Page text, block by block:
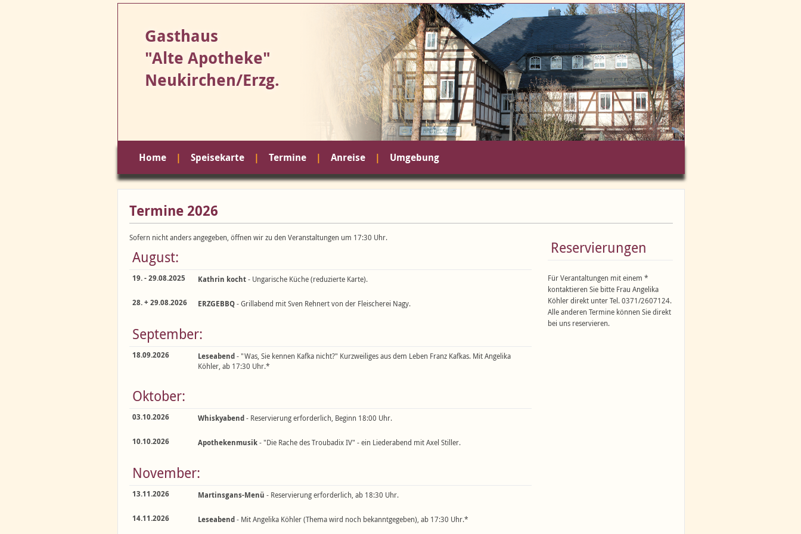
Gasthaus
"Alte Apotheke"
Neukirchen/Erzg.
Termine 2026
Sofern nicht anders angegeben, öffnen wir zu den Veranstaltungen um 17:30 Uhr.
Reservierungen
Für Verantaltungen mit einem *
kontaktieren Sie bitte Frau Angelika
Köhler direkt unter Tel. 0371/2607124.
Alle anderen Termine können Sie direkt
bei uns reservieren.
August:
19. - 29.08.2025 Kathrin kocht- Ungarische Küche (reduzierte Karte).
28. + 29.08.2026 ERZGEBBQ- Grillabend mit Sven Rehnert von der Fleischerei Nagy.
September:
18.09.2026 Leseabend- "Was, Sie kennen Kafka nicht?" Kurzweiliges aus dem Leben Franz Kafkas. Mit Angelika
Köhler, ab 17:30 Uhr.*
Oktober:
03.10.2026 Whiskyabend- Reservierung erforderlich, Beginn 18:00 Uhr.
10.10.2026 Apothekenmusik- "Die Rache des Troubadix IV" - ein Liederabend mit Axel Stiller.
November:
13.11.2026 Martinsgans-Menü - Reservierung erforderlich, ab 18:30 Uhr.
14.11.2026 Leseabend- Mit Angelika Köhler (Thema wird noch bekanntgegeben), ab 17:30 Uhr.*
Home Speisekarte Termine Anreise Umgebung